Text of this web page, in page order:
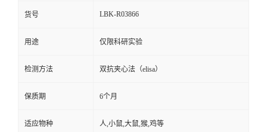
货号 LBK-R03866
用途 仅限科研实验
检测方法 双抗夹心法（elisa）
保质期 6个月
适应物种 人,小鼠,大鼠,猴,鸡等